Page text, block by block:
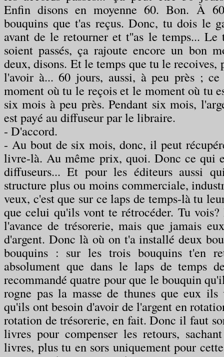
Enfin disons en moyenne 60. Bon. À
bouquins que t'as reçus. Donc, tu dois le
avant de le retourner et t''as le temps... Le
soient passés, ça rajoute encore un bon
deux, disons. Et le temps que tu le recoives,
l'avoir à... 60 jours, aussi, à peu près ;
moment où tu le reçois et le moment où tu
six mois à peu près. Pendant six mois,
est payé au diffuseur par le libraire.
- D'accord.
- Au bout de six mois, donc, il peut
livre-là. Au même prix, quoi. Donc ce qui
diffuseurs... Et pour les éditeurs aussi
structure plus ou moins commerciale,
veux, c'est que sur ce laps de temps-là tu
que celui qu'ils vont te rétrocéder. Tu vois?
l'avance de trésorerie, mais que jamais
d'argent. Donc là où on t'a installé deux
bouquins : sur les trois bouquins t'en
absolument que dans le laps de temps
recommandé quatre pour que le bouquin
rogne pas la masse de thunes que eux
qu'ils ont besoin d'avoir de l'argent en
rotation de trésorerie, en fait. Donc il faut
livres pour compenser les retours,
livres, plus tu en sors uniquement pour